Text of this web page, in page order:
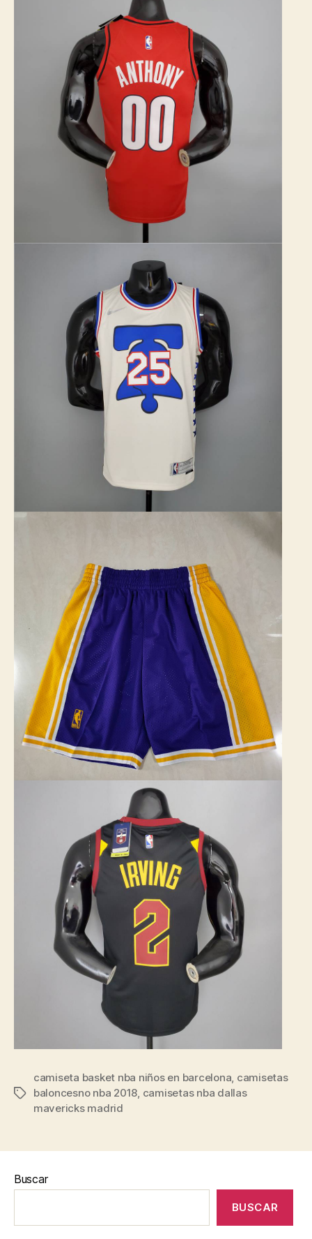
Etiquetas
camiseta basket nba niños en barcelona, camisetas
baloncesno nba 2018, camisetas nba dallas
mavericks madrid
Buscar
BUSCAR